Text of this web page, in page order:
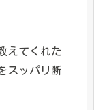
えてくれた
スッパリ断